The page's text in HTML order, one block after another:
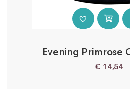
Evening Primrose
€ 14,54